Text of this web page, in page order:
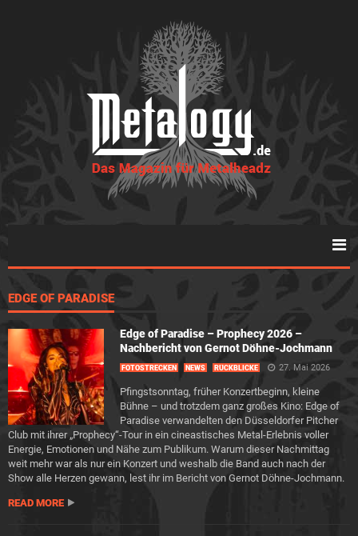
EDGE OF PARADISE
Edge of Paradise – Prophecy 2026 –
Nachbericht von Gernot Döhne-Jochmann
FOTOSTRECKEN NEWS RÜCKBLICKE 27. Mai 2026
Pfingstsonntag, früher Konzertbeginn, kleine
Bühne – und trotzdem ganz großes Kino: Edge of
Paradise verwandelten den Düsseldorfer Pitcher
Club mit ihrer „Prophecy“-Tour in ein cineastisches Metal-Erlebnis voller
Energie, Emotionen und Nähe zum Publikum. Warum dieser Nachmittag
weit mehr war als nur ein Konzert und weshalb die Band auch nach der
Show alle Herzen gewann, lest ihr im Bericht von Gernot Döhne-Jochmann.
READ MORE